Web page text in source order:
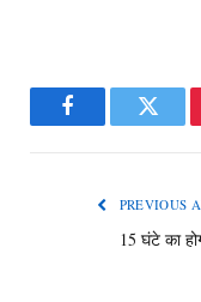
Facebook
PREVIOUS
15 घंटे का